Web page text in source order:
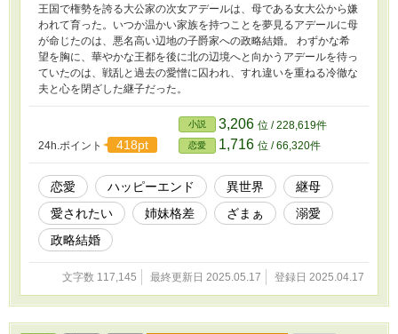
王国で権勢を誇る大公家の次女アデールは、母である女大公から嫌
われて育った。いつか温かい家族を持つことを夢見るアデールに母
が命じたのは、悪名高い辺地の子爵家への政略結婚。 わずかな希
望を胸に、華やかな王都を後に北の辺境へと向かうアデールを待っ
ていたのは、戦乱と過去の愛憎に囚われ、すれ違いを重ねる冷徹な
夫と心を閉ざした継子だった。
24h.ポイント 418pt
小説 3,206 位 / 228,619件
恋愛 1,716 位 / 66,320件
恋愛 ハッピーエンド 異世界
継母
愛されたい
姉妹格差 ざまぁ
溺愛
政略結婚
文字数 117,145 最終更新日 2025.05.17 登録日 2025.04.17